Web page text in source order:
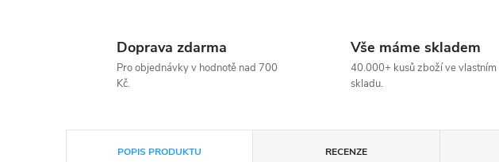
Doprava zdarma
Pro objednávky v hodnotě nad 700
Kč.
Vše máme skladem
40.000+ kusů zboží ve vlastním
skladu.
POPIS PRODUKTU RECENZE